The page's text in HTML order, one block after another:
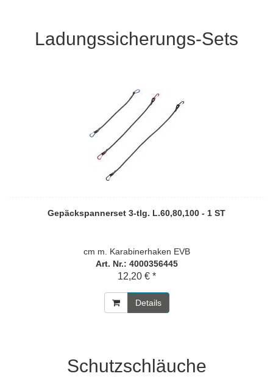
Ladungssicherungs-Sets
Gepäckspannerset 3-tlg. L.60,80,100 - 1 ST
cm m. Karabinerhaken EVB
Art. Nr.: 4000356445
12,20 € *
Details
Schutzschläuche